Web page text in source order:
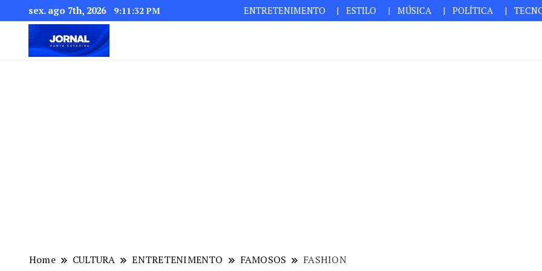
sex. ago 7th, 2026 9:11:33 PM ENTRETENIMENTO ESTILO MÚSICA POLÍTICA
Home CULTURA ENTRETENIMENTO FAMOSOS FASHION